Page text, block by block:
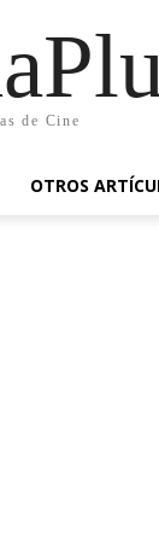
de Cine
OTROS